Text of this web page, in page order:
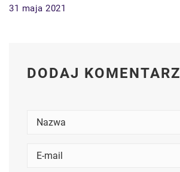
31 maja 2021
DODAJ KOMENTARZ